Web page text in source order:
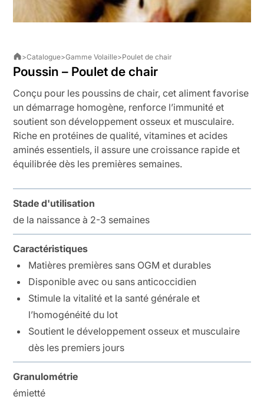
>Catalogue>Gamme Volaille>Poulet de chair
Poussin – Poulet de chair
Conçu pour les poussins de chair, cet aliment favorise
un démarrage homogène, renforce l’immunité et
soutient son développement osseux et musculaire.
Riche en protéines de qualité, vitamines et acides
aminés essentiels, il assure une croissance rapide et
équilibrée dès les premières semaines.
Stade d'utilisation
de la naissance à 2-3 semaines
Caractéristiques
Matières premières sans OGM et durables
Disponible avec ou sans anticoccidien
Stimule la vitalité et la santé générale et
l’homogénéité du lot
Soutient le développement osseux et musculaire
dès les premiers jours
Granulométrie
émietté